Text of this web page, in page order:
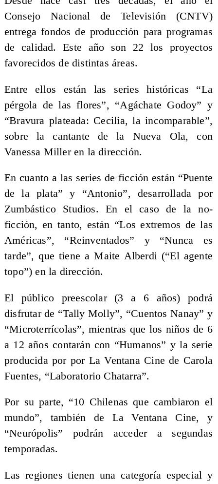
Consejo Nacional de Televisión (CNTV)
entrega fondos de producción para programas
de calidad. Este año son 22 los proyectos
favorecidos de distintas áreas.
Entre ellos están las series históricas “La
pérgola de las flores”, “Agáchate Godoy” y
“Bravura plateada: Cecilia, la incomparable”,
sobre la cantante de la Nueva Ola, con
Vanessa Miller en la dirección.
En cuanto a las series de ficción están “Puente
de la plata” y “Antonio”, desarrollada por
Zumbástico Studios. En el caso de la no-
ficción, en tanto, están “Los extremos de las
Américas”, “Reinventados” y “Nunca es
tarde”, que tiene a Maite Alberdi (“El agente
topo”) en la dirección.
El público preescolar (3 a 6 años) podrá
disfrutar de “Tally Molly”, “Cuentos Nanay” y
“Microterrícolas”, mientras que los niños de 6
a 12 años contarán con “Humanos” y la serie
producida por por La Ventana Cine de Carola
Fuentes, “Laboratorio Chatarra”.
Por su parte, “10 Chilenas que cambiaron el
mundo”, también de La Ventana Cine, y
“Neurópolis” podrán acceder a segundas
temporadas.
Las regiones tienen una categoría especial y